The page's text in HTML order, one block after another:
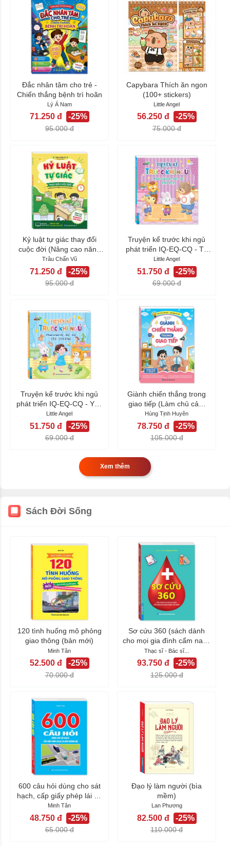
Đắc nhân tâm cho trẻ -
Chiến thắng bệnh trì hoãn
Lý Á Nam
71.250 đ -25%
95.000 đ
Capybara Thích ăn ngon
(100+ stickers)
Little Angel
56.250 đ -25%
75.000 đ
Kỷ luật tự giác thay đổi
cuộc đời (Nâng cao năng
lực tự...
Trâu Chấn Vũ
71.250 đ -25%
95.000 đ
Truyện kể trước khi ngủ
phát triển IQ-EQ-CQ - Trí
tuệ
Little Angel
51.750 đ -25%
69.000 đ
Truyện kể trước khi ngủ
phát triển IQ-EQ-CQ - Yêu
Thương
Little Angel
51.750 đ -25%
69.000 đ
Giành chiến thắng trong
giao tiếp (Làm chủ cảm
xúc- thể...
Hùng Tịnh Huyên
78.750 đ -25%
105.000 đ
Xem thêm
Sách Đời Sống
120 tình huống mô phỏng
giao thông (bản mới)
Minh Tân
52.500 đ -25%
70.000 đ
Sơ cứu 360 (sách dành
cho mọi gia đình cẩm nang
an toàn...
Thạc sĩ - Bác sĩ...
93.750 đ -25%
125.000 đ
600 câu hỏi dùng cho sát
hạch, cấp giấy phép lái xe
cơ giới...
Minh Tân
48.750 đ -25%
65.000 đ
Đạo lý làm người (bìa
mềm)
Lan Phương
82.500 đ -25%
110.000 đ